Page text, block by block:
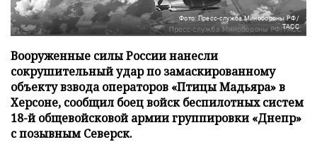
Фото: Пресс-служба Минобороны РФ/
ТАСС
Вооруженные силы России нанесли
сокрушительный удар по замаскированному
объекту взвода операторов «Птицы Мадьяра» в
Херсоне, сообщил боец войск беспилотных систем
18-й общевойсковой армии группировки «Днепр»
с позывным Северск.